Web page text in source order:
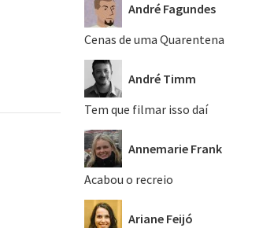
André Fagundes
Cenas de uma Quarentena
André Timm
Tem que filmar isso daí
Annemarie Frank
Acabou o recreio
Ariane Feijó